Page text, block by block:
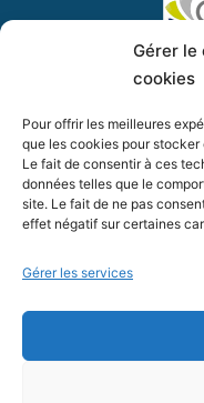
Gérer le
cookies
Pour offrir les meilleures
que les cookies pour
Le fait de consentir à ces
données telles que le
site. Le fait de ne pas
effet négatif sur certaines
Gérer les services
Numero11 immo
Mentions légales |
cookies (EU)